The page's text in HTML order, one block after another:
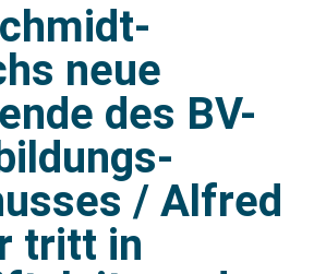
neue
des BV-
/ Alfred
tritt in